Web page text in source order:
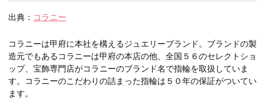
出典： コラニー
コラニーは甲府に本社を構えるジュエリーブランド。ブランドの製
造元でもあるコラニーは甲府の本店の他、全国５６のセレクトショ
ップ、宝飾専門店がコラニーのブランド名で指輪を取扱していま
す。コラニーのこだわりの詰まった指輪は５０年の保証がついてい
ます。